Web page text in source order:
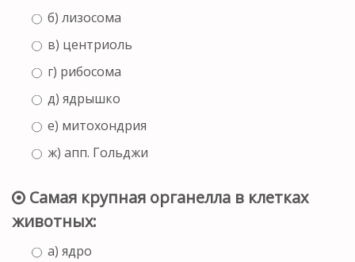
б) лизосома
в) центриоль
г) рибосома
д) ядрышко
е) митохондрия
ж) апп. Гольджи
Самая крупная органелла в клетках
животных:
а) ядро